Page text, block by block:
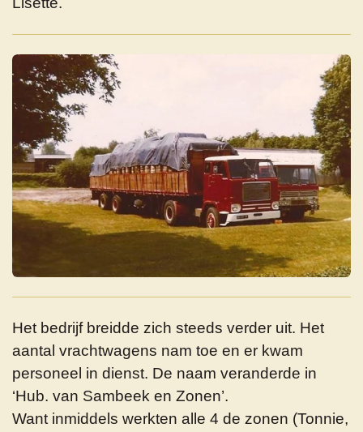
Het bedrijf breidde zich steeds verder uit. Het
aantal vrachtwagens nam toe en er kwam
personeel in dienst. De naam veranderde in
‘Hub. van Sambeek en Zonen’.
Want inmiddels werkten alle 4 de zonen (Tonnie,